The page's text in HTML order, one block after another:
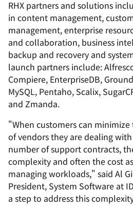
RHX partners and solutions
in content management,
management, enterprise
and collaboration, business
backup and recovery and
launch partners include:
Compiere, EnterpriseDB,
MySQL, Pentaho, Scalix,
and Zmanda.
"When customers can
of vendors they are dealing
number of support contracts,
complexity and often the cost
managing workloads," said Al
President, System Software at
a step to address this